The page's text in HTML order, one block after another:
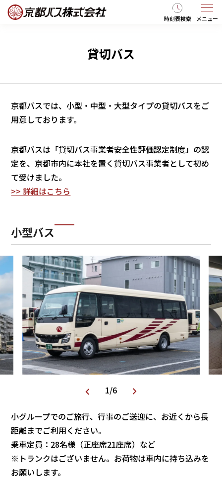
時刻表検索 メニュー
貸切バス
京都バスでは、小型・中型・大型タイプの貸切バスをご
用意しております。
京都バスは「貸切バス事業者安全性評価認定制度」の認
定を、京都市内に本社を置く貸切バス事業者として初め
て受けました。
>> 詳細はこちら
小型バス
1/6
小グループでのご旅行、行事のご送迎に、お近くから長
距離までご利用ください。
乗車定員：28名様（正座席21座席）など
※トランクはございません。お荷物は車内に持ち込みを
お願いします。